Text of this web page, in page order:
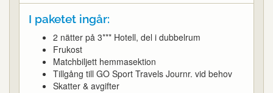
I paketet ingår:
2 nätter på 3*** Hotell, del i dubbelrum
Frukost
Matchbiljett hemmasektion
Tillgång till GO Sport Travels Journr. vid behov
Skatter & avgifter